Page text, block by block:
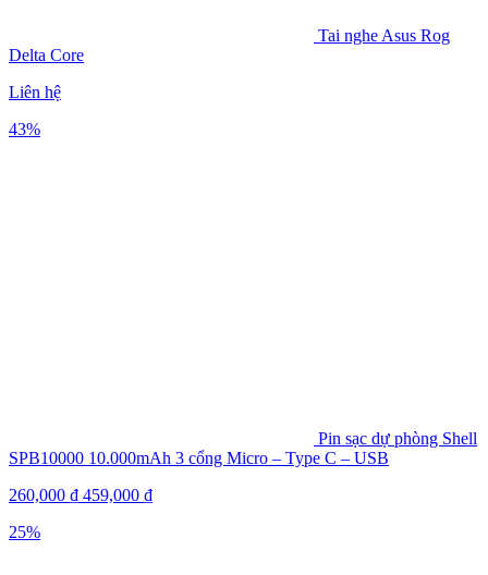
Tai nghe Asus Rog
Delta Core
Liên hệ
43%
Pin sạc dự phòng Shell
SPB10000 10.000mAh 3 cổng Micro – Type C – USB
260,000 ₫ 459,000 ₫
25%